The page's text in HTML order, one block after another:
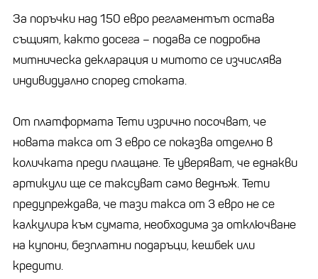
За поръчки над 150 евро регламентът остава
същият, както досега – подава се подробна
митническа декларация и митото се изчислява
индивидуално според стоката.
От платформата Temu изрично посочват, че
новата такса от 3 евро се показва отделно в
количката преди плащане. Те уверяват, че еднакви
артикули ще се таксуват само веднъж. Temu
предупреждава, че тази такса от 3 евро не се
калкулира към сумата, необходима за отключване
на купони, безплатни подаръци, кешбек или
кредити.